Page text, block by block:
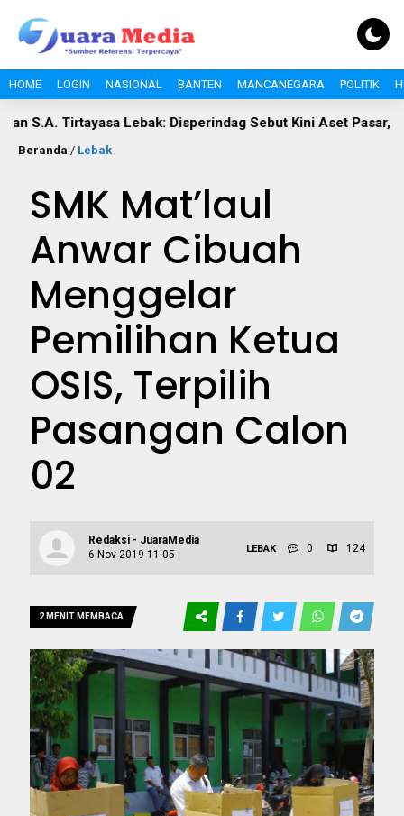
HOME LOGIN NASIONAL BANTEN MANCANEGARA POLITIK
Lebak: Disperindag Sebut Kini Aset Pasar, Keluhan
Beranda / Lebak
SMK Mat’laul
Anwar Cibuah
Menggelar
Pemilihan Ketua
OSIS, Terpilih
Pasangan Calon
02
Redaksi - JuaraMedia
6 Nov 2019 11:05
LEBAK 0 124
2 MENIT MEMBACA